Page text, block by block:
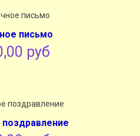
письмо
руб